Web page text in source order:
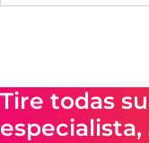
Tire todas